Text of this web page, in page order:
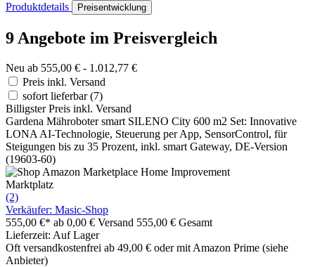
Produktdetails Preisentwicklung
9 Angebote im Preisvergleich
Neu ab 555,00 € - 1.012,77 €
Preis inkl. Versand
sofort lieferbar(7)
Billigster Preis inkl. Versand
Gardena Mähroboter smart SILENO City 600 m2 Set: Innovative
LONA AI-Technologie, Steuerung per App, SensorControl, für
Steigungen bis zu 35 Prozent, inkl. smart Gateway, DE-Version
(19603-60)
Marktplatz
(2)
Verkäufer: Masic-Shop
555,00 €* ab 0,00 € Versand 555,00 € Gesamt
Lieferzeit: Auf Lager
Oft versandkostenfrei ab 49,00 € oder mit Amazon Prime (siehe
Anbieter)